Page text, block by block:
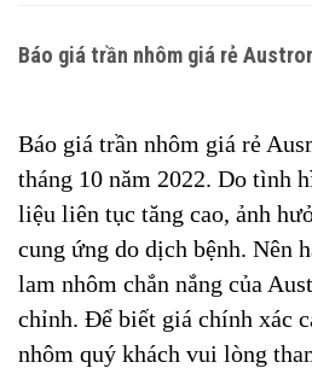
Báo giá trần nhôm giá rẻ
Báo giá trần nhôm giá rẻ
tháng 10 năm 2022. Do tình
liệu liên tục tăng cao, ảnh
cung ứng do dịch bệnh. Nên
lam nhôm chắn nắng của
chỉnh. Để biết giá chính xác
nhôm quý khách vui lòng